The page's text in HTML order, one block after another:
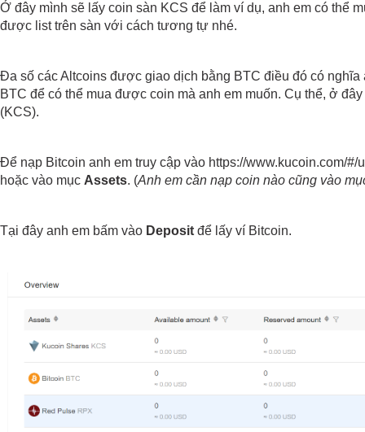
Ở đây mình sẽ lấy coin sàn KCS để làm ví dụ, anh em có thể
được list trên sàn với cách tương tự nhé.
Đa số các Altcoins được giao dịch bằng BTC điều đó có nghĩa
BTC để có thể mua được coin mà anh em muốn. Cụ thể, ở
(KCS).
Để nạp Bitcoin anh em truy cập vào https://www.kucoin.com/#/
hoặc vào mục Assets. (Anh em cần nạp coin nào cũng vào
Tại đây anh em bấm vào Deposit để lấy ví Bitcoin.